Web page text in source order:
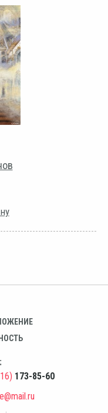
173-85-60